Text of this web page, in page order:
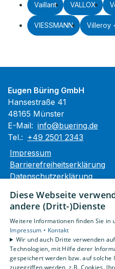
Vaillant VALLOX
VIESSMANN Villeroy
Eugen Büring GmbH
Hansestraße 41
48165 Münster
E-Mail: info@buering.de
Tel.: +49 2501 2343
Impressum
Barrierefreiheitserklärung
Datenschutzerklärung
Unsere Bereiche
Privatkunden
Gewerbekunden
Karriere
Unternehmen
Diese Webseite
andere (Dritt-)Dienste
Weitere Informationen finden Sie in
Impressum • Kontakt
Wir und auch Dritte verwenden
Technologien, mit Hilfe derer
gespeichert werden bzw. auf
zugegriffen werden, z.B. Cookies.